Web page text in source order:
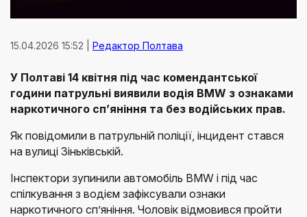
15.04.2026 15:52 | Редактор Полтава
У Полтаві 14 квітня під час комендантської
години патрульні виявили водія BMW з ознаками
наркотичного сп’яніння та без водійських прав.
Як повідомили в патрульній поліції, інцидент стався
на вулиці Зіньківській.
Інспектори зупинили автомобіль BMW і під час
спілкування з водієм зафіксували ознаки
наркотичного сп’яніння. Чоловік відмовився пройти